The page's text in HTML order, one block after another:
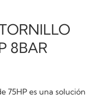
8BAR
75HP es una solución